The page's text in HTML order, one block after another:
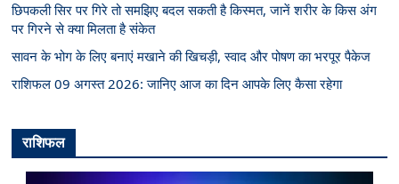
छिपकली सिर पर गिरे तो समझिए बदल सकती है किस्मत, जानें शरीर के किस अंग
पर गिरने से क्या मिलता है संकेत
सावन के भोग के लिए बनाएं मखाने की खिचड़ी, स्वाद और पोषण का भरपूर पैकेज
राशिफल 09 अगस्त 2026: जानिए आज का दिन आपके लिए कैसा रहेगा
राशिफल